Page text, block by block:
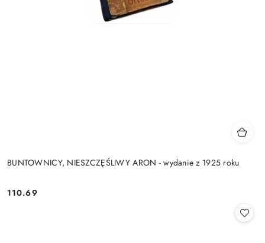
BUNTOWNICY, NIESZCZĘŚLIWY ARON - wydanie z 1925 roku
Cena:
110.69